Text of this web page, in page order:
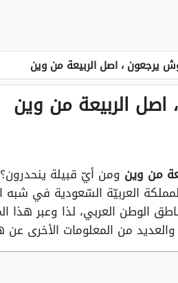
يرجعون ، اصل الربيعة من وين
اصل الربيعة من وين
من وين ومن أيّ قبيلة ينحدرون؟
العربيّة السّعودية في شبه
الوطن العربي، لذا وعبر
من المعلومات الأخرى عن